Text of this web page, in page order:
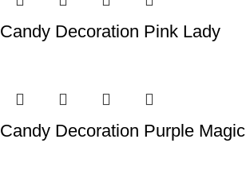
Candy Decoration Pink Lady
Candy Decoration Purple Magic